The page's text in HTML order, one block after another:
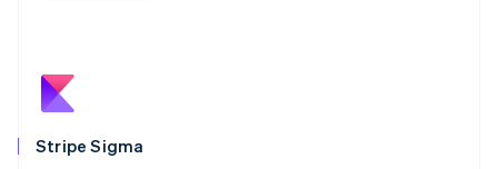
Stripe Sigma
Polonia
PortuguêsEnglish